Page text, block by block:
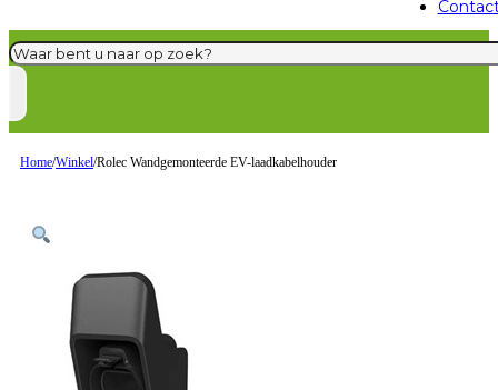
Zoeken
Home/Winkel/Rolec Wandgemonteerde EV-laadkabelhouder